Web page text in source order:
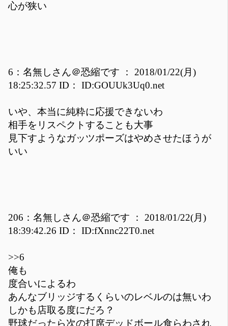
心が狭い
6：名無しさん＠恐縮です ： 2018/01/22(月)
18:25:32.57 ID： ID:GOUUk3Uq0.net
いや、本当に純粋に応援できないわ
相手をリスペクトすることも大事
見下すようなガッツポーズはやめさせたほうが
いい
206：名無しさん＠恐縮です ： 2018/01/22(月)
18:39:42.26 ID： ID:fXnnc22T0.net
>>6
俺も
度合いによるわ
あんなブリッジするくらいのレベルのは無いわ
しかも店取る度にだろ？
野球だったら次の打席デッドボール食らわされ